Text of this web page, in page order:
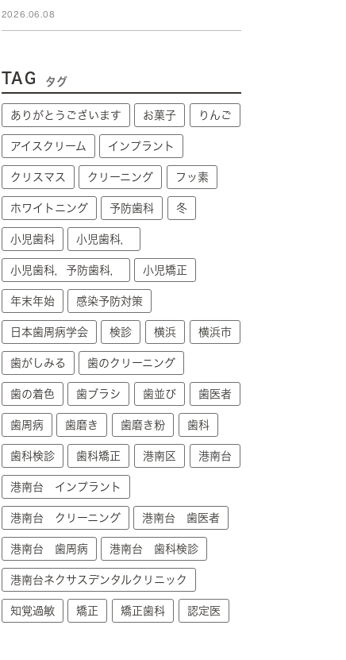
2026.06.08
TAG タグ
ありがとうございます お菓子 りんご
アイスクリーム インプラント
クリスマス クリーニング フッ素
ホワイトニング 予防歯科 冬
小児歯科 小児歯科，
小児歯科，予防歯科， 小児矯正
年末年始 感染予防対策
日本歯周病学会 検診 横浜 横浜市
歯がしみる 歯のクリーニング
歯の着色 歯ブラシ 歯並び 歯医者
歯周病 歯磨き 歯磨き粉 歯科
歯科検診 歯科矯正 港南区 港南台
港南台 インプラント
港南台 クリーニング 港南台 歯医者
港南台 歯周病 港南台 歯科検診
港南台ネクサスデンタルクリニック
知覚過敏 矯正 矯正歯科 認定医